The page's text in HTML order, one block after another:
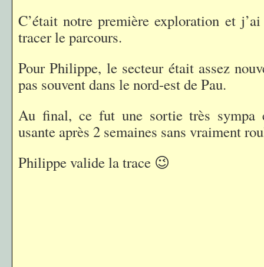
C’était notre première exploration et j’ai
tracer le parcours.
Pour Philippe, le secteur était assez
pas souvent dans le nord-est de Pau.
Au final, ce fut une sortie très sympa
usante après 2 semaines sans vraiment
Philippe valide la trace 😉